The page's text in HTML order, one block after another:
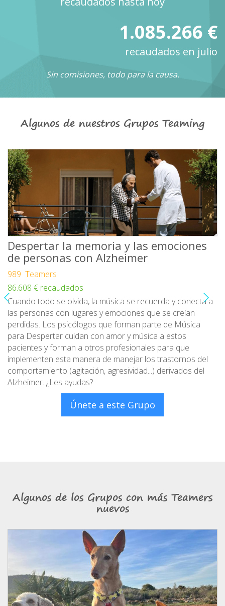
1.085.266 €
recaudados en julio
Sin comisiones, todo para la causa.
Algunos de nuestros Grupos Teaming
Despertar la memoria y las emociones
de personas con Alzheimer
989 Teamers
86.608 € recaudados
Cuando todo se olvida, la música se recuerda y conecta a
las personas con lugares y emociones que se creían
perdidas. Los psicólogos que forman parte de Música
para Despertar cuidan con amor y música a estos
pacientes y forman a otros profesionales para que
implementen esta manera de manejar los trastornos del
comportamiento (agitación, agresividad...) derivados del
Alzheimer. ¿Les ayudas?
Únete a este Grupo
Algunos de los Grupos con más Teamers
nuevos